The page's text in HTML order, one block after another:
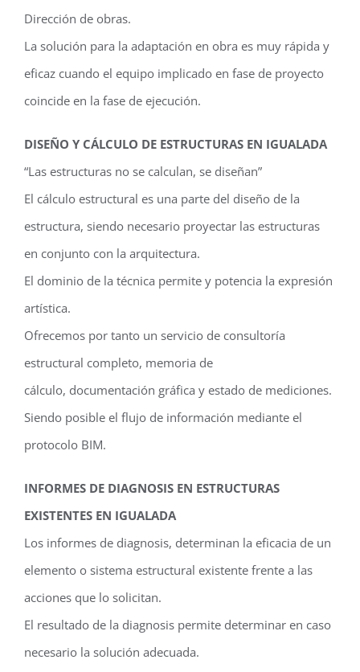
Dirección de obras.
La solución para la adaptación en obra es muy rápida y
eficaz cuando el equipo implicado en fase de proyecto
coincide en la fase de ejecución.
DISEÑO Y CÁLCULO DE ESTRUCTURAS EN IGUALADA
“Las estructuras no se calculan, se diseñan”
El cálculo estructural es una parte del diseño de la
estructura, siendo necesario proyectar las estructuras
en conjunto con la arquitectura.
El dominio de la técnica permite y potencia la expresión
artística.
Ofrecemos por tanto un servicio de consultoría
estructural completo, memoria de
cálculo, documentación gráfica y estado de mediciones.
Siendo posible el flujo de información mediante el
protocolo BIM.
INFORMES DE DIAGNOSIS EN ESTRUCTURAS
EXISTENTES EN IGUALADA
Los informes de diagnosis, determinan la eficacia de un
elemento o sistema estructural existente frente a las
acciones que lo solicitan.
El resultado de la diagnosis permite determinar en caso
necesario la solución adecuada.